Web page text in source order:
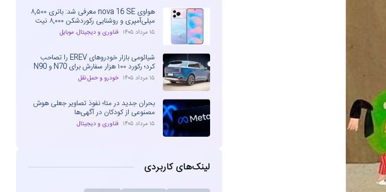
هواوی nova 16 SE معرفی شد: باتری ۸,۵۰۰
میلی‌آمپری و روشنایی رکوردشکن ۸,۰۰۰ نیت
۱۵ مرداد ۱۴۰۵ فناوری و دیجیتال،موبایل
شیائومی بازار خودروهای EREV را تصاحب
کرد؛ رکورد ۱۰۰ هزار سفارش برای N70 و N90
۱۵ مرداد ۱۴۰۵ خودرو و حمل نقل
بحران جدید در متا؛ نفوذ تصاویر جعلی هوش
مصنوعی از کودکان در آگهی‌ها
۱۵ مرداد ۱۴۰۵ فناوری و دیجیتال
لینک‌های کاربردی